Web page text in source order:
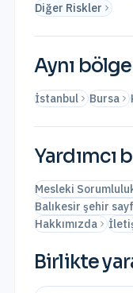
Diğer Riskler
Aynı
İstanbul Bursa
Yardımcı
Mesleki
Balıkesir şehir
Hakkımızda
Birlikte